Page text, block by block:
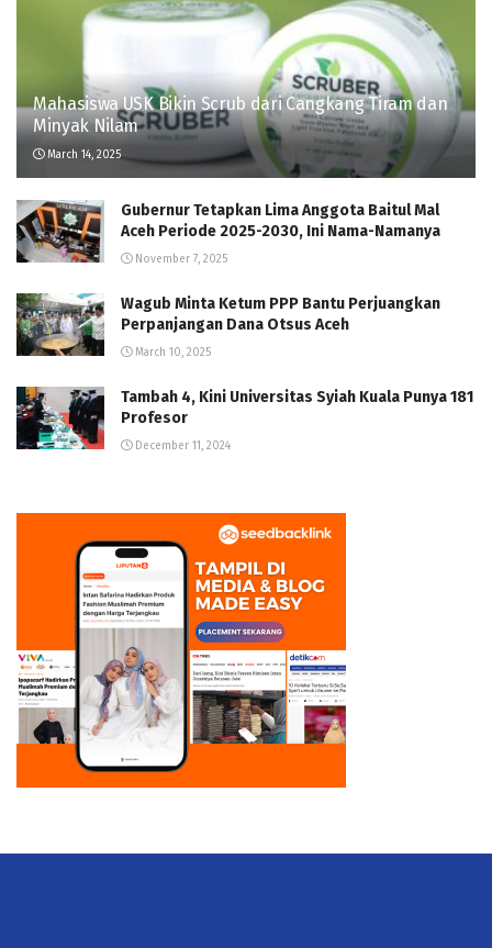
Mahasiswa USK Bikin Scrub dari Cangkang Tiram dan
Minyak Nilam
March 14, 2025
Gubernur Tetapkan Lima Anggota Baitul Mal
Aceh Periode 2025-2030, Ini Nama-Namanya
November 7, 2025
Wagub Minta Ketum PPP Bantu Perjuangkan
Perpanjangan Dana Otsus Aceh
March 10, 2025
Tambah 4, Kini Universitas Syiah Kuala Punya 181
Profesor
December 11, 2024